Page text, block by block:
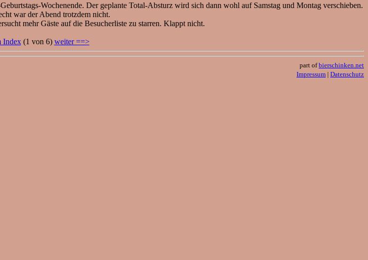
Wochenende. Der geplante Total-Absturz wird sich dann wohl auf Samstag und Montag verschieben.
war der Abend trotzdem nicht.
mehr Gäste auf die Besucherliste zu starren. Klappt nicht.
Index(1 von 6) weiter ==>
part ofbierschinken.net
Impressum | Datenschutz